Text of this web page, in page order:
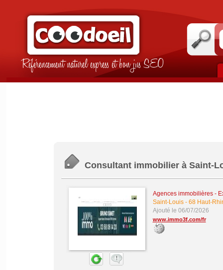
Référencement naturel express et bon jus SEO
Consultant immobilier à Saint-
Agences immobilières -
Saint-Louis- 68 Haut-
Ajouté le 06/07/2026
www.immo3f.com/fr